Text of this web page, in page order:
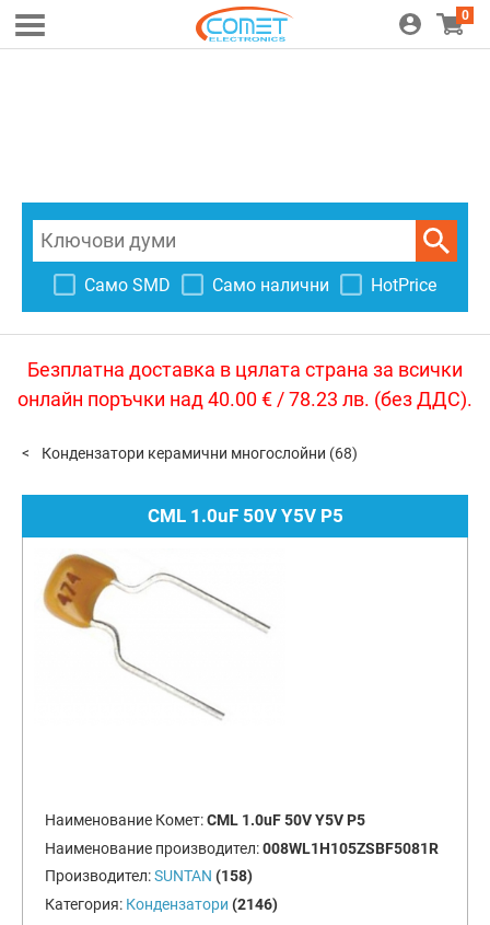
0
Само SMD Само налични HotPrice
Безплатна доставка в цялата страна за всички
онлайн поръчки над 40.00 € / 78.23 лв. (без ДДС).
Кондензатори керамични многослойни (68)
CML 1.0uF 50V Y5V P5
Наименование Комет:CML 1.0uF 50V Y5V P5
Наименование производител:008WL1H105ZSBF5081R
Производител:SUNTAN (158)
Категория: Кондензатори (2146)